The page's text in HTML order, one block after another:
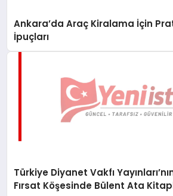
Ankara’da Araç Kiralama İçin
İpuçları
Türkiye Diyanet Vakfı
Fırsat Köşesinde Bülent Ata